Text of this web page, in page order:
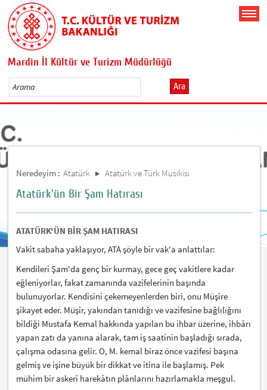
Mardin İl Kültür ve Turizm Müdürlüğü
Ara
Neredeyim : Atatürk Atatürk ve Türk Musıkisi
Atatürk'ün Bir Şam Hatırası
ATATÜRK'ÜN BİR ŞAM HATIRASI
Vakit sabaha yaklaşıyor, ATA şöyle bir vak'a anlattılar:
Kendileri Şam'da genç bir kurmay, gece geç vakitlere kadar
eğleniyorlar, fakat zamanında vazifelerinin başında
bulunuyorlar. Kendisini çekemeyenlerden biri, onu Müşîre
şikayet eder. Müşîr, yakından tanıdığı ve vazifesine bağlılığını
bildiği Mustafa Kemal hakkında yapılan bu ihbar üzerine, ihbârı
yapan zatı da yanına alarak, tam iş saatinin başladığı sırada,
çalışma odasına gelir. O, M. kemal biraz önce vazifesi başına
gelmiş ve işine büyük bir dikkat ve itina ile başlamış. Pek
mühim bir askerî harekâtın plânlarını hazırlamakla meşgul.